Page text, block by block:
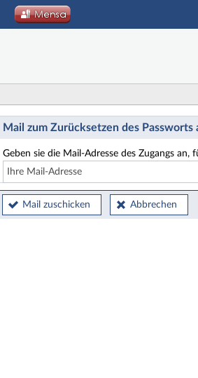
Passwort zurücksetzen
Mail zum Zurücksetzen des Passworts
Geben sie die Mail-Adresse des Zugangs
Mail zuschicken Abbrechen